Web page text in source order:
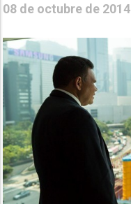
08 de octubre de 2014